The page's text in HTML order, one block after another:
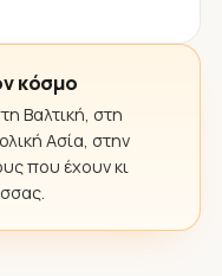
κόσμο
Βαλτική, στη
Ασία, στην
που έχουν κι